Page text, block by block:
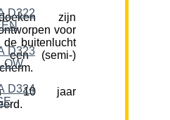
zijn
voor
de buitenlucht
(semi-)
10 jaar